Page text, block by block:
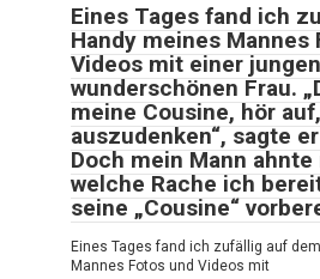
Eines Tages fand ich
Handy meines Mannes
Videos mit einer
wunderschönen Frau.
meine Cousine, hör
auszudenken“, sagte
Doch mein Mann
welche Rache ich
seine „Cousine“
Eines Tages fand ich zufällig auf
Mannes Fotos und Videos mit